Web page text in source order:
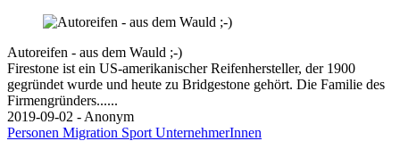
Autoreifen - aus dem Wauld ;-)
Firestone ist ein US-amerikanischer Reifenhersteller, der 1900
gegründet wurde und heute zu Bridgestone gehört. Die Familie des
Firmengründers......
2019-09-02 - Anonym
Personen Migration Sport UnternehmerInnen